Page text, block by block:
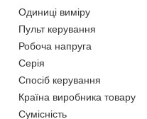
Одиниці виміру
Пульт керування
Робоча напруга
Серія
Спосіб керування
Країна виробника товару
Сумісність